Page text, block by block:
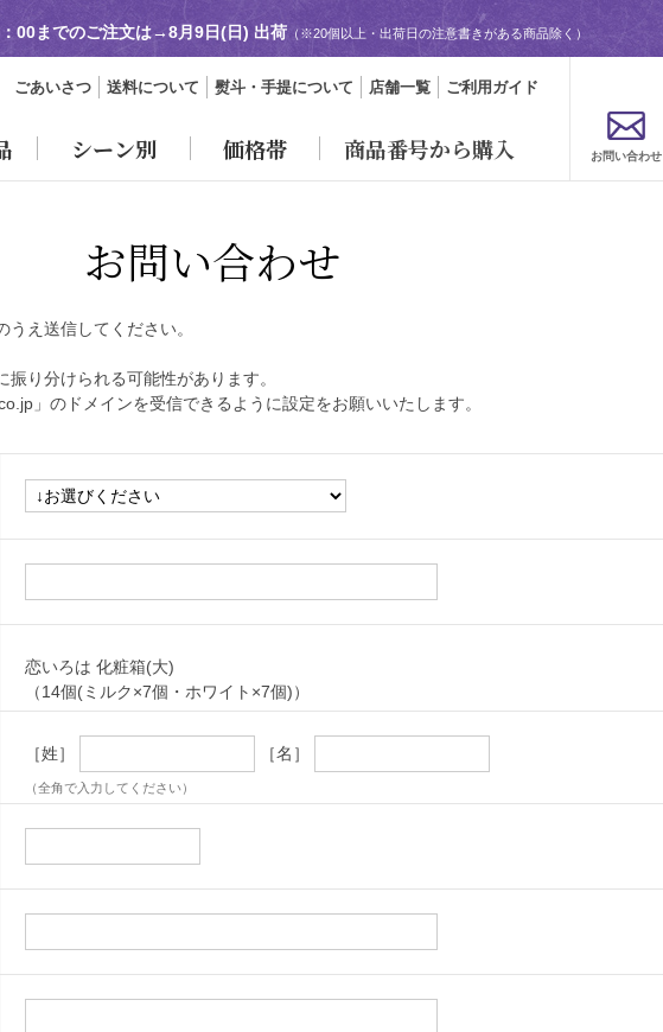
00までのご注文は→8月9日(日) 出荷 （※20個以上・出荷日の注意書きがある商品除く）
ごあいさつ 送料について 熨斗・手提について 店舗一覧 ご利用ガイド
シーン別 価格帯 商品番号から購入 お問い合わせ
お問い合わせ
え送信してください。
り分けられる可能性があります。
」のドメインを受信できるように設定をお願いいたします。
恋いろは 化粧箱(大)
（14個(ミルク×7個・ホワイト×7個)）
［姓］ ［名］
（全角で入力してください）